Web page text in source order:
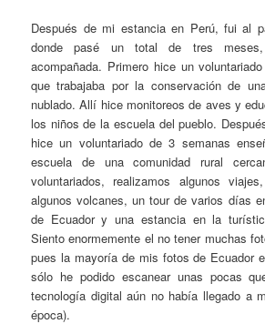
Después de mi estancia en Perú, fui al
donde pasé un total de tres
acompañada. Primero hice un
que trabajaba por la conservación de
nublado. Allí hice monitoreos de aves y
los niños de la escuela del pueblo.
hice un voluntariado de 3 semanas
escuela de una comunidad rural
voluntariados, realizamos algunos
algunos volcanes, un tour de varios días
de Ecuador y una estancia en la
Siento enormemente el no tener muchas
pues la mayoría de mis fotos de Ecuador
sólo he podido escanear unas pocas
tecnología digital aún no había llegado a
época).